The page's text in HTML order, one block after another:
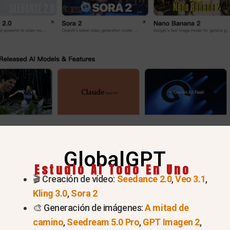
de copyright de ChatGPT?
para impedir que los usuarios copien materiales
GlobalGPT
Estudio AI Todo En Uno
🎬 Creación de vídeo: Seedance 2.0,Veo 3.1,
Kling 3.0,Sora 2
🎨 Generación de imágenes:A mitad de
camino,Seedream 5.0 Pro,GPT Imagen 2,